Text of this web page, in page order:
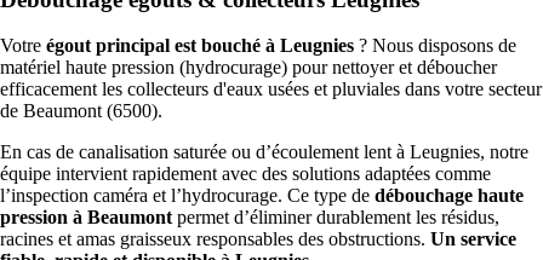
Votre égout principal est bouché à Leugnies ? Nous disposons de
matériel haute pression (hydrocurage) pour nettoyer et déboucher
efficacement les collecteurs d'eaux usées et pluviales dans votre secteur
de Beaumont (6500).
En cas de canalisation saturée ou d’écoulement lent à Leugnies, notre
équipe intervient rapidement avec des solutions adaptées comme
l’inspection caméra et l’hydrocurage. Ce type de débouchage haute
pression à Beaumont permet d’éliminer durablement les résidus,
racines et amas graisseux responsables des obstructions. Un service